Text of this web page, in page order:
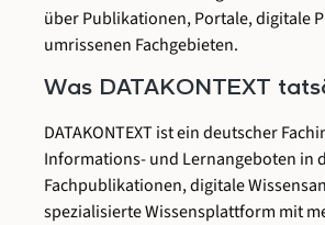
über Publikationen, Portale, digitale
umrissenen Fachgebieten.
Was DATAKONTEXT
DATAKONTEXT ist ein deutscher
Informations- und Lernangeboten in
Fachpublikationen, digitale
spezialisierte Wissensplattform mit